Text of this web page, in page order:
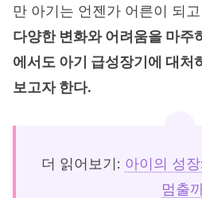
만 아기는 언젠가 어른이 되고
다양한 변화와 어려움을 마주
에서도 아기 급성장기에 대처
보고자 한다.
더 읽어보기: 아이의 성
멈출